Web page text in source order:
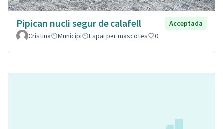
Pipican nucli segur de calafell
Acceptada
Cristina
Municipi Espai per mascotes 0